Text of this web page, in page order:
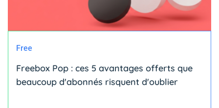
Free
Freebox Pop : ces 5 avantages offerts que
beaucoup d'abonnés risquent d'oublier